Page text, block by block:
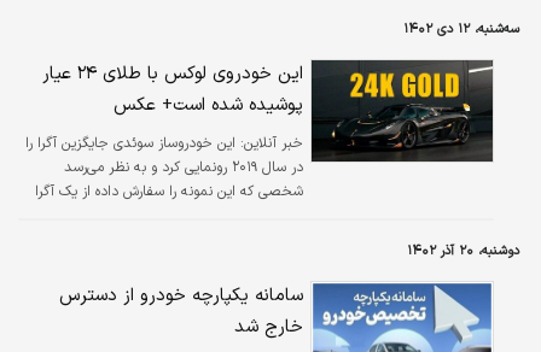
سه‌شنبه، ۱۲ دی ۱۴۰۲
این خودروی لوکس با طلای ۲۴ عیار
پوشیده شده است+ عکس
خبر آنلاین: این خودروساز سوئدی جایگزین آگرا را
در سال ۲۰۱۹ رونمایی کرد و به نظر می‌رسد
شخصی که این نمونه را سفارش داده از یک آگرا
دوشنبه، ۲۰ آذر ۱۴۰۲
سامانه یکپارچه خودرو‌ از دسترس‌
خارج شد